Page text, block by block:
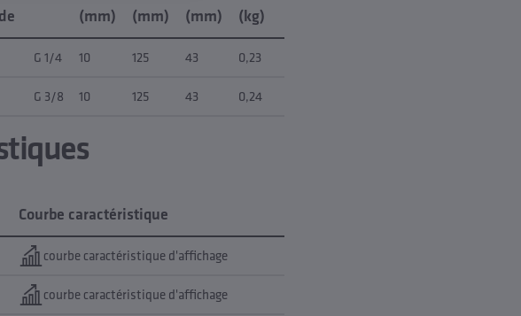
(mm)
(mm)
(mm)
(kg)
G 1/4 10 125 43 0,23
G 3/8 10 125 43 0,24
Courbe caractéristique
courbe caractéristique d'affichage
courbe caractéristique d'affichage